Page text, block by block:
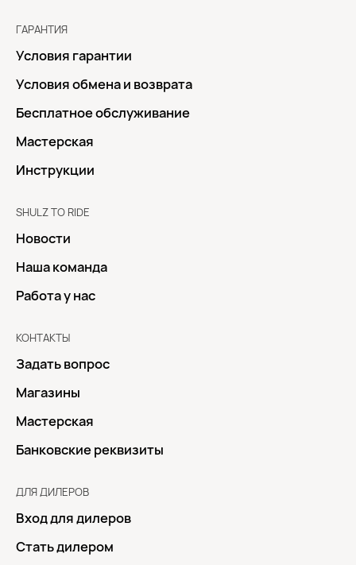
ГАРАНТИЯ
Условия гарантии
Условия обмена и возврата
Бесплатное обслуживание
Мастерская
Инструкции
SHULZ TO RIDE
Новости
Наша команда
Работа у нас
КОНТАКТЫ
Задать вопрос
Магазины
Мастерская
Банковские реквизиты
ДЛЯ ДИЛЕРОВ
Вход для дилеров
Стать дилером